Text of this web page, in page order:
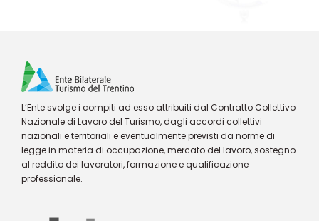
L’Ente svolge i compiti ad esso attribuiti dal Contratto Collettivo
Nazionale di Lavoro del Turismo, dagli accordi collettivi
nazionali e territoriali e eventualmente previsti da norme di
legge in materia di occupazione, mercato del lavoro, sostegno
al reddito dei lavoratori, formazione e qualificazione
professionale.